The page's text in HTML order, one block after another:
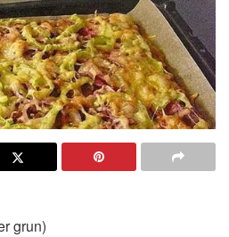
grun)